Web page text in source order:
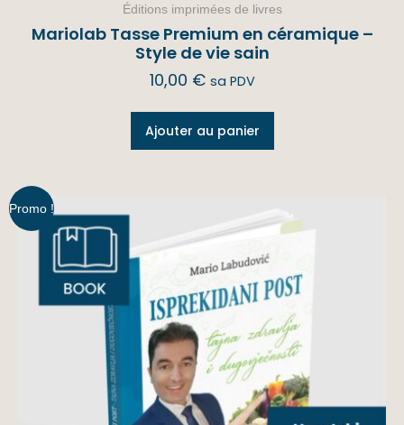
Éditions imprimées de livres
Mariolab Tasse Premium en céramique –
Style de vie sain
10,00 € sa PDV
Ajouter au panier
Promo !